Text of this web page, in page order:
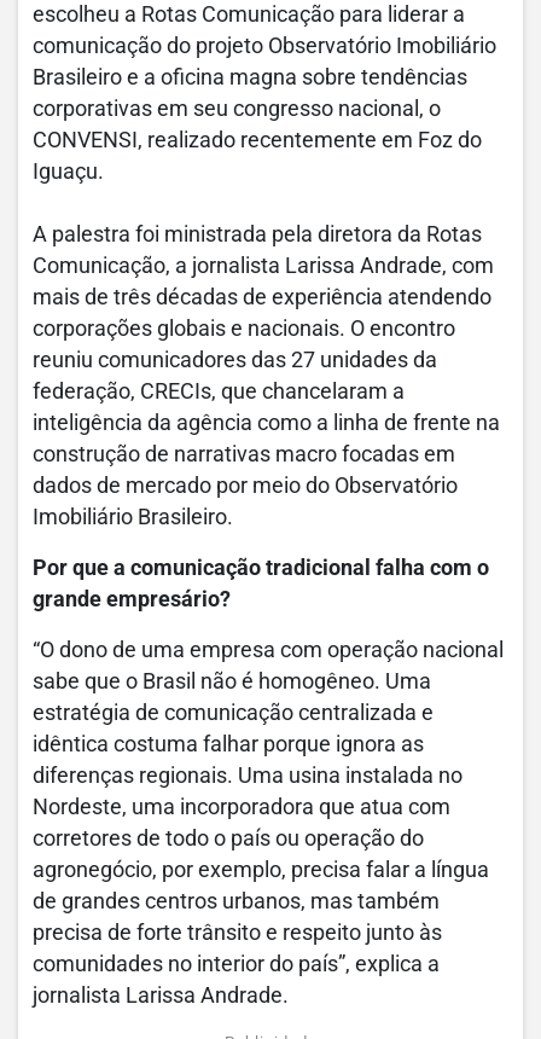
escolheu a Rotas Comunicação para liderar a
comunicação do projeto Observatório Imobiliário
Brasileiro e a oficina magna sobre tendências
corporativas em seu congresso nacional, o
CONVENSI, realizado recentemente em Foz do
Iguaçu.
A palestra foi ministrada pela diretora da Rotas
Comunicação, a jornalista Larissa Andrade, com
mais de três décadas de experiência atendendo
corporações globais e nacionais. O encontro
reuniu comunicadores das 27 unidades da
federação, CRECIs, que chancelaram a
inteligência da agência como a linha de frente na
construção de narrativas macro focadas em
dados de mercado por meio do Observatório
Imobiliário Brasileiro.
Por que a comunicação tradicional falha com o
grande empresário?
“O dono de uma empresa com operação nacional
sabe que o Brasil não é homogêneo. Uma
estratégia de comunicação centralizada e
idêntica costuma falhar porque ignora as
diferenças regionais. Uma usina instalada no
Nordeste, uma incorporadora que atua com
corretores de todo o país ou operação do
agronegócio, por exemplo, precisa falar a língua
de grandes centros urbanos, mas também
precisa de forte trânsito e respeito junto às
comunidades no interior do país”, explica a
jornalista Larissa Andrade.